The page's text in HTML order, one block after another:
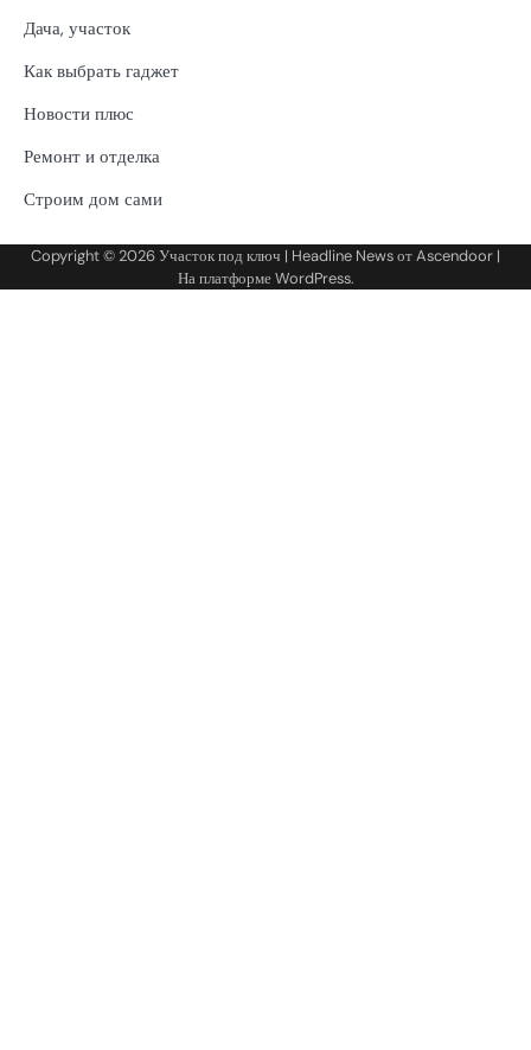
Дача, участок
Как выбрать гаджет
Новости плюс
Ремонт и отделка
Строим дом сами
Copyright © 2026Участок под ключ | Headline News отAscendoor |
На платформеWordPress.